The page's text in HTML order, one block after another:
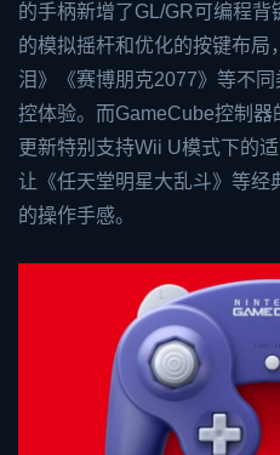
的手柄新增了GL/GR可编程
的模拟摇杆和优化的按键布局
泪》《赛博朋克2077》等不
控体验。而GameCube控制
更新特别支持Wii U模式下的
让《任天堂明星大乱斗》等经
的操作手感。